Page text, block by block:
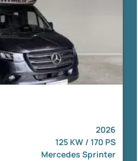
2026
125 KW / 170 PS
Mercedes Sprinter